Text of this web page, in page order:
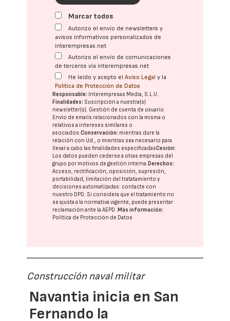
Marcar todos
Autorizo el envío de newsletters y
avisos informativos personalizados de
interempresas.net
Autorizo el envío de comunicaciones
de terceros vía interempresas.net
He leído y acepto elAviso Legal y la
Política de Protección de Datos
Responsable: Interempresas Media, S.L.U.
Finalidades: Suscripción a nuestra(s)
newsletter(s). Gestión de cuenta de usuario.
Envío de emails relacionados con la misma o
relativos a intereses similares o
asociados.Conservación: mientras dure la
relación con Ud., o mientras sea necesario para
llevar a cabo las finalidades especificadasCesión:
Los datos pueden cederse a otras empresas del
grupo por motivos de gestión interna. Derechos:
Acceso, rectificación, oposición, supresión,
portabilidad, limitación del tratatamiento y
decisiones automatizadas: contacte con
nuestro DPD. Si considera que el tratamiento no
se ajusta a la normativa vigente, puede presentar
reclamación ante laAEPD. Más información:
Política de Protección de Datos
Construcción naval militar
Navantia inicia en San
Fernando la